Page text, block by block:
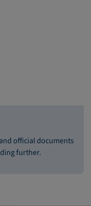
official documents
further.